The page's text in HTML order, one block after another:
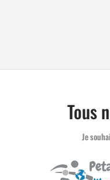
Tous
Je